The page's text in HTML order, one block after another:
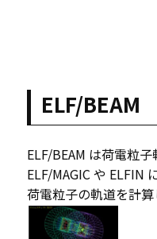
ELF/BEAM
ELF/BEAM は荷電粒
ELF/MAGIC や ELFIN
荷電粒子の軌道を計算